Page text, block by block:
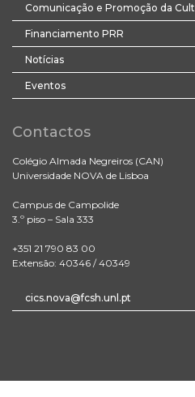
Comunicação e Promoção da
Financiamento PRR
Notícias
Eventos
Contactos
Colégio Almada Negreiros (CAN)
Universidade NOVA de Lisboa
Campus de Campolide
3.º piso – Sala 333
+351 21 790 83 00
Extensão: 40346 / 40349
cics.nova@fcsh.unl.pt